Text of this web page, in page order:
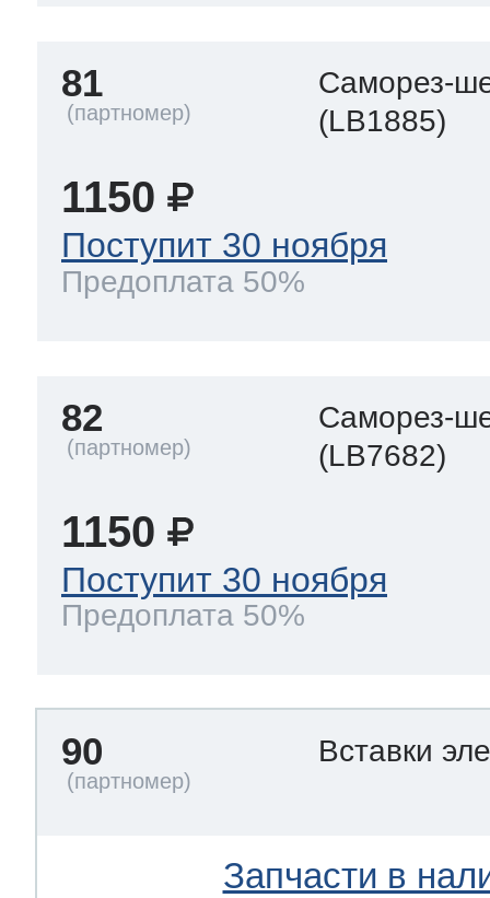
81
Саморез-
(LB1885)
1150
Поступит 30 ноября
Предоплата 50%
82
Саморез-
(LB7682)
1150
Поступит 30 ноября
Предоплата 50%
90 Вставки
Запчасти в